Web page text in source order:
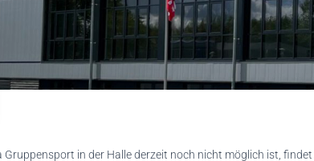
Gruppensport in der Halle derzeit noch nicht möglich ist,